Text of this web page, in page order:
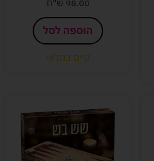
98.00 ש"ח
הוספה לסל
קיים במלאי